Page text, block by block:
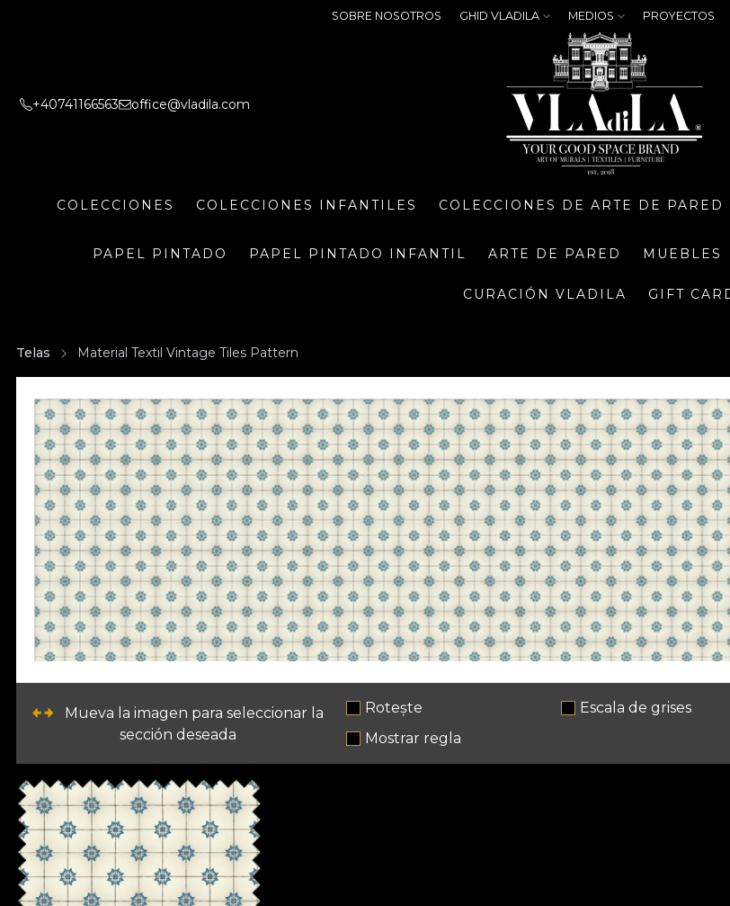
SOBRE NOSOTROS GHID VLADILA MEDIOS PROYECTOS
+40741166563 office@vladila.com
COLECCIONES COLECCIONES INFANTILES COLECCIONES DE ARTE DE PARED
PAPEL PINTADO PAPEL PINTADO INFANTIL ARTE DE PARED MUEBLES
CURACIÓN VLADILA GIFT
Telas Material Textil Vintage Tiles Pattern
Mueva la imagen para seleccionar la
sección deseada
Rotește
Escala de grises
Mostrar regla